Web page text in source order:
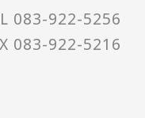
083-922-5256
083-922-5216